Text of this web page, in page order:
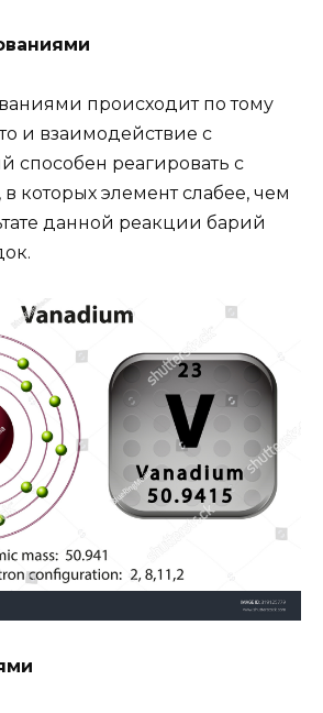
происходит по тому
и взаимодействие с
способен реагировать с
которых элемент слабее, чем
данной реакции барий